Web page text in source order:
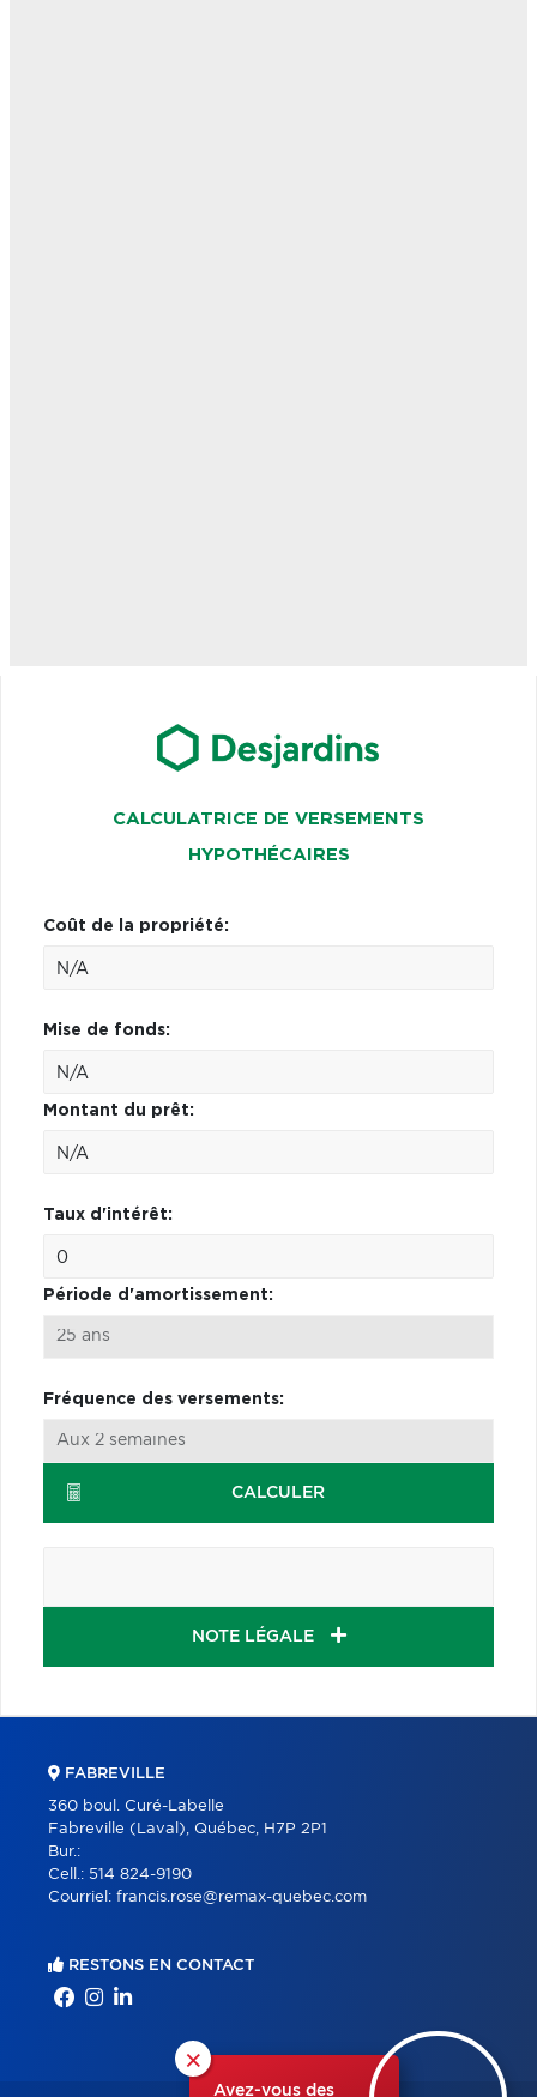
CALCULATRICE DE VERSEMENTS
HYPOTHÉCAIRES
Coût de la propriété:
Mise de fonds:
Montant du prêt:
Taux d'intérêt:
Période d'amortissement:
Fréquence des versements:
CALCULER
NOTE LÉGALE
×
Avez-vous des
FABREVILLE
360 boul. Curé-Labelle
Fabreville (Laval), Québec, H7P 2P1
Bur.:
Cell.: 514 824-9190
Courriel: francis.rose@remax-quebec.com
RESTONS EN CONTACT